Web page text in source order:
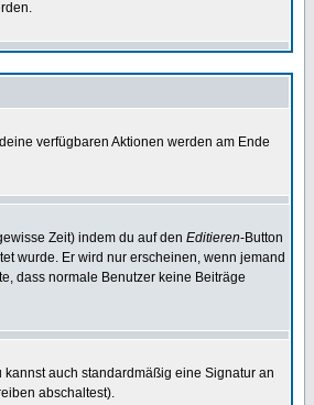
verfügbaren Aktionen werden am Ende
Zeit) indem du auf den Editieren-Button
wurde. Er wird nur erscheinen, wenn jemand
dass normale Benutzer keine Beiträge
auch standardmäßig eine Signatur an
abschaltest).